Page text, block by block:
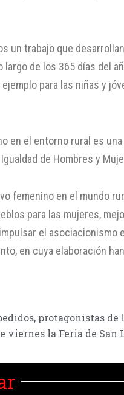
un trabajo que
largo de los 365 días del
para las niñas y
en el entorno rural es
de Hombres y
femenino en el mundo
para las mujeres,
el asociacionismo
en cuya elaboración
protagonistas
viernes la Feria de San